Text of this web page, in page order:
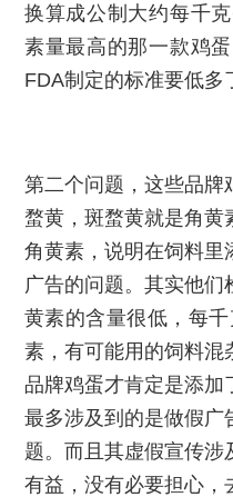
换算成公制大约每千
素量最高的那一款鸡
FDA制定的标准要低
第二个问题，这些品牌
蝥黄，斑蝥黄就是角黄
角黄素，说明在饲料里
广告的问题。其实他
黄素的含量很低，每
素，有可能用的饲料混
品牌鸡蛋才肯定是添
最多涉及到的是做假广
题。而且其虚假宣传
有益，没有必要担心，